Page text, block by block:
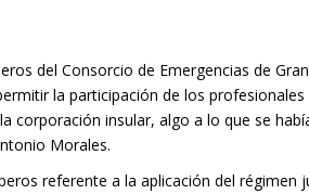
del Consorcio de Emergencias de
la participación de los profesionales
corporación insular, algo a lo que se
Morales.
referente a la aplicación del régimen